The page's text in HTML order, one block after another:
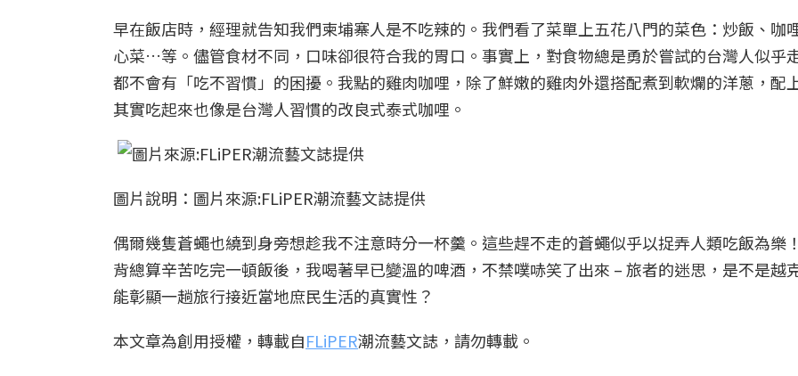
早在飯店時，經理就告知我們柬埔寨人是不吃辣的。我們看了菜單上五花八門的菜色：炒飯、咖
心菜…等。儘管食材不同，口味卻很符合我的胃口。事實上，對食物總是勇於嘗試的台灣人似乎
都不會有「吃不習慣」的困擾。我點的雞肉咖哩，除了鮮嫩的雞肉外還搭配煮到軟爛的洋蔥，配
其實吃起來也像是台灣人習慣的改良式泰式咖哩。
圖片說明：圖片來源:FLiPER潮流藝文誌提供
偶爾幾隻蒼蠅也繞到身旁想趁我不注意時分一杯羹。這些趕不走的蒼蠅似乎以捉弄人類吃飯為樂
背總算辛苦吃完一頓飯後，我喝著早已變溫的啤酒，不禁噗哧笑了出來 – 旅者的迷思，是不是越
能彰顯一趟旅行接近當地庶民生活的真實性？
本文章為創用授權，轉載自FLiPER潮流藝文誌，請勿轉載。